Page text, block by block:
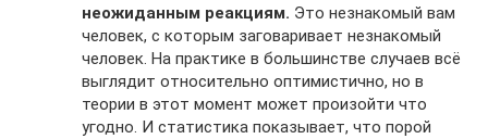
неожиданным реакциям. Это незнакомый вам
человек, с которым заговаривает незнакомый
человек. На практике в большинстве случаев всё
выглядит относительно оптимистично, но в
теории в этот момент может произойти что
угодно. И статистика показывает, что порой